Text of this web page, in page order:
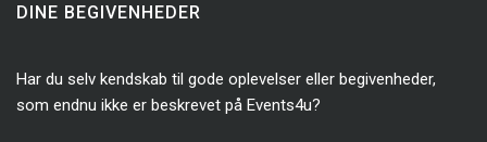
DINE BEGIVENHEDER
Har du selv kendskab til gode oplevelser eller begivenheder,
som endnu ikke er beskrevet på Events4u?